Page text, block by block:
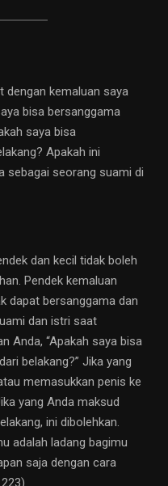
dengan kemaluan saya
bisa bersanggama
saya bisa
Apakah ini
sebagai seorang suami di
dan kecil tidak boleh
Pendek kemaluan
dapat bersanggama dan
dan istri saat
Anda, “Apakah saya bisa
belakang?” Jika yang
memasukkan penis ke
yang Anda maksud
ini dibolehkan.
adalah ladang bagimu
saja dengan cara